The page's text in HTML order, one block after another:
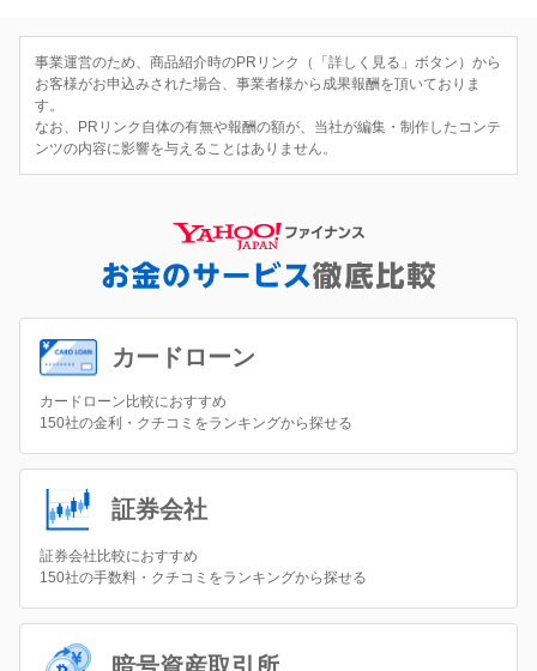
事業運営のため、商品紹介時のPRリンク（「詳しく見る」ボタン）から
お客様がお申込みされた場合、事業者様から成果報酬を頂いておりま
す。
なお、PRリンク自体の有無や報酬の額が、当社が編集・制作したコンテ
ンツの内容に影響を与えることはありません。
カードローン
カードローン比較におすすめ
150社の金利・クチコミをランキングから探せる
証券会社
証券会社比較におすすめ
150社の手数料・クチコミをランキングから探せる